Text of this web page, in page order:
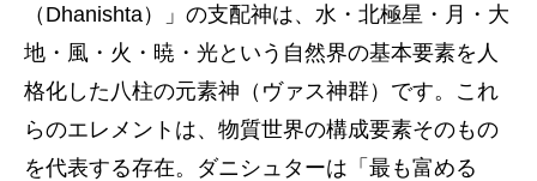
（Dhanishta）」の支配神は、水・北極星・月・大
地・風・火・暁・光という自然界の基本要素を人
格化した八柱の元素神（ヴァス神群）です。これ
らのエレメントは、物質世界の構成要素そのもの
を代表する存在。ダニシュターは「最も富める